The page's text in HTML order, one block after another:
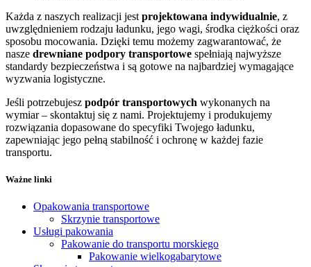
Każda z naszych realizacji jest projektowana indywidualnie, z
uwzględnieniem rodzaju ładunku, jego wagi, środka ciężkości oraz
sposobu mocowania. Dzięki temu możemy zagwarantować, że
nasze drewniane podpory transportowe spełniają najwyższe
standardy bezpieczeństwa i są gotowe na najbardziej wymagające
wyzwania logistyczne.
Jeśli potrzebujesz podpór transportowych wykonanych na
wymiar – skontaktuj się z nami. Projektujemy i produkujemy
rozwiązania dopasowane do specyfiki Twojego ładunku,
zapewniając jego pełną stabilność i ochronę w każdej fazie
transportu.
Ważne linki
Opakowania transportowe
Skrzynie transportowe
Usługi pakowania
Pakowanie do transportu morskiego
Pakowanie wielkogabarytowe